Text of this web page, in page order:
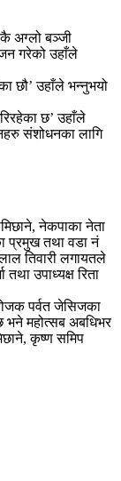
अग्लो बञ्जी
गरेको उहाँले
छौ’ उहाँले भन्नुभयो
छ’ उहाँले
संशोधनका लागि
नेकपाका नेता
प्रमुख तथा वडा नं
तिवारी लगायतले
उपाध्यक्ष रिता
पर्वत जेसिजका
भने महोत्सब अबधिभर
कृष्ण समिप